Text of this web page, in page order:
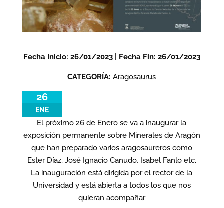
Fecha Inicio: 26/01/2023 | Fecha Fin: 26/01/2023
CATEGORÍA:Aragosaurus
26
ENE
El próximo 26 de Enero se va a inaugurar la
exposición permanente sobre Minerales de Aragón
que han preparado varios aragosaureros como
Ester Díaz, José Ignacio Canudo, Isabel Fanlo etc.
La inauguración está dirigida por el rector de la
Universidad y está abierta a todos los que nos
quieran acompañar